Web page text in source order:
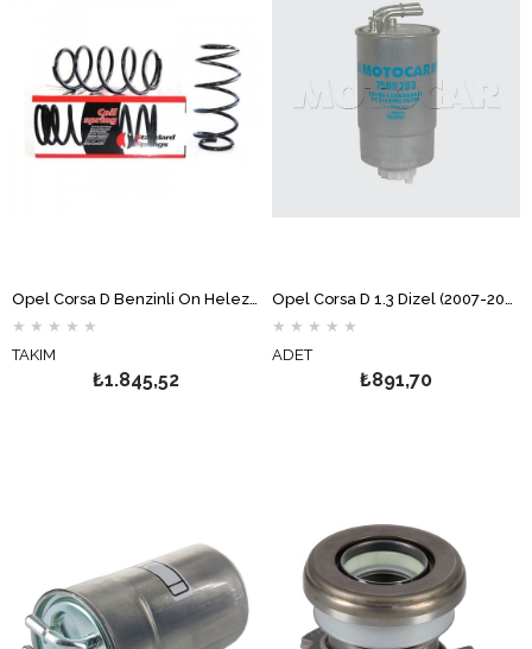
Opel Corsa D Benzinli Ön Helezon Yay Takımı STANDART YAY
★ ★ ★ ★ ★
TAKIM
₺1.845,52
Opel Corsa D 1.3 Dizel (2007-2009) Mazot Filtresi MOTOCAR
★ ★ ★ ★ ★
ADET
₺891,70